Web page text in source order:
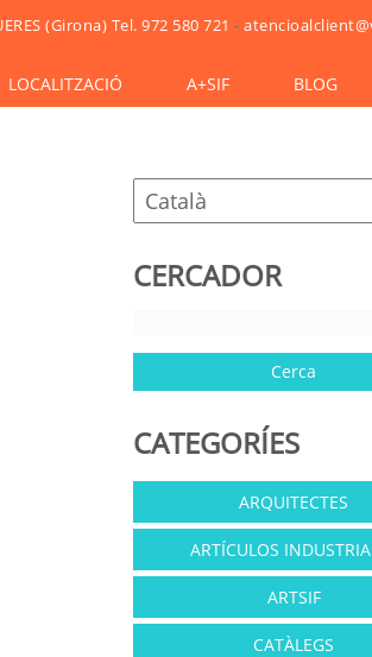
(Girona) Tel. 972 580 721 -
LOCALITZACIÓ A+SIF BLOG
CERCADOR
CATEGORÍES
ARQUITECTES
ARTÍCULOS
ARTSIF
CATÀLEGS